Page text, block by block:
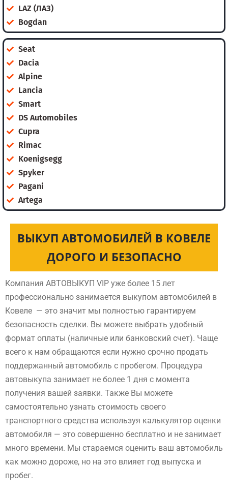
LAZ (ЛАЗ)
Bogdan
Seat
Dacia
Alpine
Lancia
Smart
DS Automobiles
Cupra
Rimac
Koenigsegg
Spyker
Pagani
Artega
ВЫКУП АВТОМОБИЛЕЙ В КОВЕЛЕ
ДОРОГО И БЕЗОПАСНО
Компания АВТОВЫКУП VIP уже более 15 лет
профессионально занимается выкупом автомобилей в
Ковеле — это значит мы полностью гарантируем
безопасность сделки. Вы можете выбрать удобный
формат оплаты (наличные или банковский счет). Чаще
всего к нам обращаются если нужно срочно продать
поддержанный автомобиль с пробегом. Процедура
автовыкупа занимает не более 1 дня с момента
получения вашей заявки. Также Вы можете
самостоятельно узнать стоимость своего
транспортного средства используя калькулятор оценки
автомобиля — это совершенно бесплатно и не занимает
много времени. Мы стараемся оценить ваш автомобиль
как можно дороже, но на это влияет год выпуска и
пробег.